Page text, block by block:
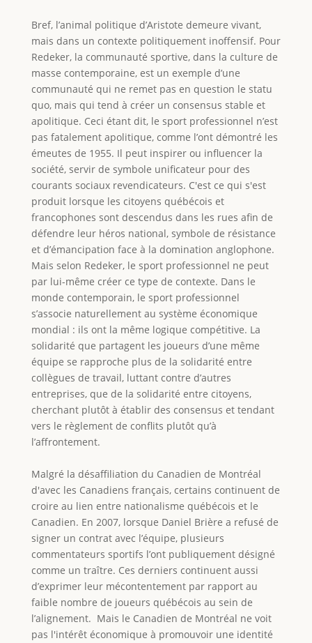
Bref, l’animal politique d’Aristote demeure vivant,
mais dans un contexte politiquement inoffensif. Pour
Redeker, la communauté sportive, dans la culture de
masse contemporaine, est un exemple d’une
communauté qui ne remet pas en question le statu
quo, mais qui tend à créer un consensus stable et
apolitique. Ceci étant dit, le sport professionnel n’est
pas fatalement apolitique, comme l’ont démontré les
émeutes de 1955. Il peut inspirer ou influencer la
société, servir de symbole unificateur pour des
courants sociaux revendicateurs. C'est ce qui s'est
produit lorsque les citoyens québécois et
francophones sont descendus dans les rues afin de
défendre leur héros national, symbole de résistance
et d’émancipation face à la domination anglophone.
Mais selon Redeker, le sport professionnel ne peut
par lui-même créer ce type de contexte. Dans le
monde contemporain, le sport professionnel
s’associe naturellement au système économique
mondial : ils ont la même logique compétitive. La
solidarité que partagent les joueurs d’une même
équipe se rapproche plus de la solidarité entre
collègues de travail, luttant contre d’autres
entreprises, que de la solidarité entre citoyens,
cherchant plutôt à établir des consensus et tendant
vers le règlement de conflits plutôt qu’à
l’affrontement.
Malgré la désaffiliation du Canadien de Montréal
d'avec les Canadiens français, certains continuent de
croire au lien entre nationalisme québécois et le
Canadien. En 2007, lorsque Daniel Brière a refusé de
signer un contrat avec l’équipe, plusieurs
commentateurs sportifs l’ont publiquement désigné
comme un traître. Ces derniers continuent aussi
d’exprimer leur mécontentement par rapport au
faible nombre de joueurs québécois au sein de
l’alignement. Mais le Canadien de Montréal ne voit
pas l'intérêt économique à promouvoir une identité